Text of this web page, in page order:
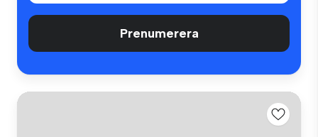
Prenumerera